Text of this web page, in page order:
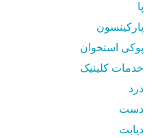
پا
پارکینسون
پوکی استخوان
خدمات کلینیک
درد
دست
دیابت